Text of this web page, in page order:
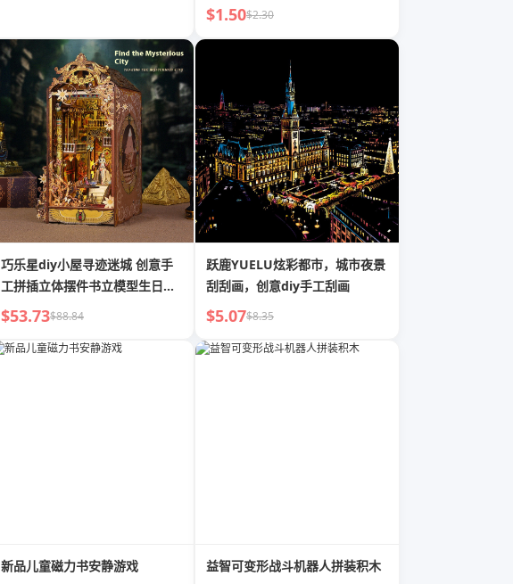
$1.50$2.30
巧乐星diy小屋寻迹迷城 创意手
工拼插立体摆件书立模型生日礼
物
$53.73$88.84
跃鹿YUELU炫彩都市，城市夜景
刮刮画，创意diy手工刮画
$5.07$8.35
新品儿童磁力书安静游戏 益智可变形战斗机器人拼装积木